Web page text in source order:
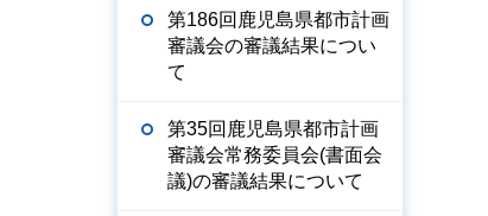
第186回鹿児島県都市計画
審議会の審議結果につい
て
第35回鹿児島県都市計画
審議会常務委員会(書面会
議)の審議結果について